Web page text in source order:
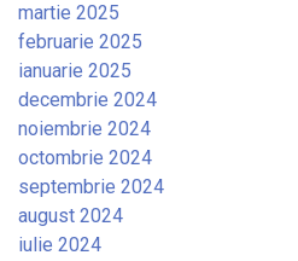
martie 2025
februarie 2025
ianuarie 2025
decembrie 2024
noiembrie 2024
octombrie 2024
septembrie 2024
august 2024
iulie 2024